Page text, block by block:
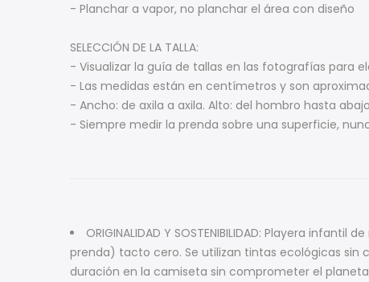
- Planchar a vapor, no planchar el área con diseño
SELECCIÓN DE LA TALLA:
- Visualizar la guía de tallas en las fotografías para
- Las medidas están en centímetros y son
- Ancho: de axila a axila. Alto: del hombro hasta abajo
- Siempre medir la prenda sobre una superficie,
ORIGINALIDAD Y SOSTENIBILIDAD: Playera
prenda) tacto cero. Se utilizan tintas ecológicas sin
duración en la camiseta sin comprometer el